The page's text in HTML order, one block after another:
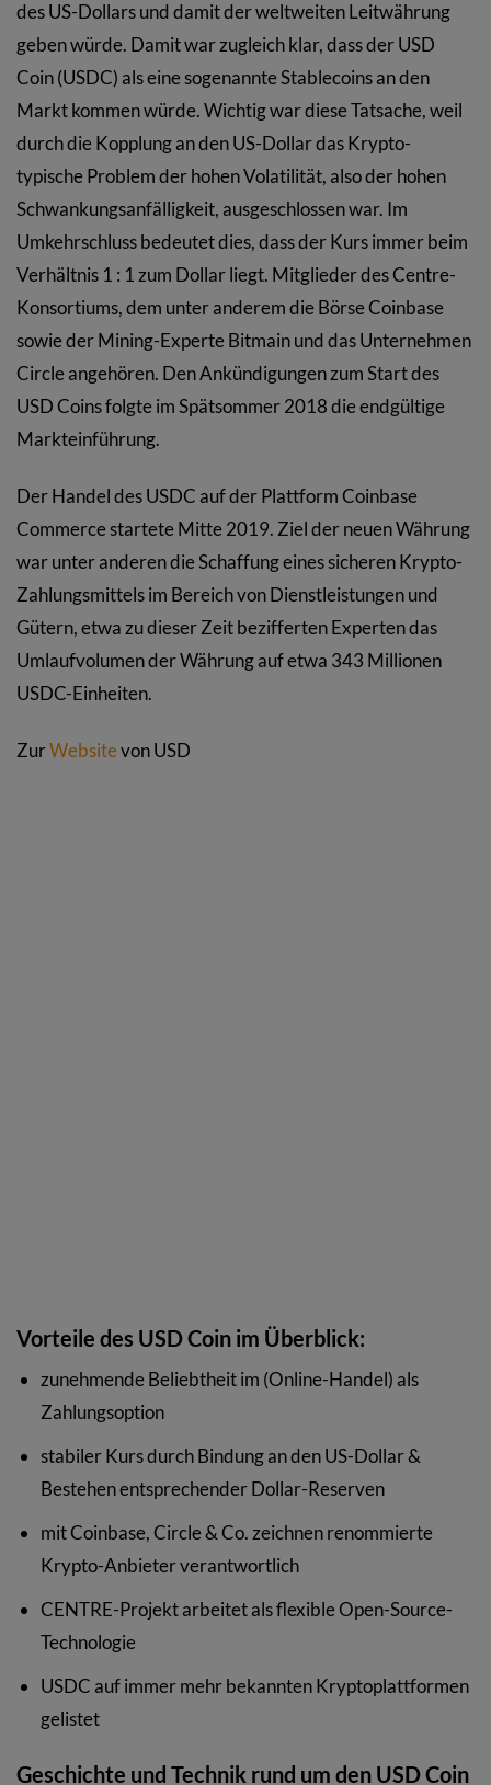
des US-Dollars und damit der weltweiten Leitwährung
geben würde. Damit war zugleich klar, dass der USD
Coin (USDC) als eine sogenannte Stablecoins an den
Markt kommen würde. Wichtig war diese Tatsache, weil
durch die Kopplung an den US-Dollar das Krypto-
typische Problem der hohen Volatilität, also der hohen
Schwankungsanfälligkeit, ausgeschlossen war. Im
Umkehrschluss bedeutet dies, dass der Kurs immer beim
Verhältnis 1 : 1 zum Dollar liegt. Mitglieder des Centre-
Konsortiums, dem unter anderem die Börse Coinbase
sowie der Mining-Experte Bitmain und das Unternehmen
Circle angehören. Den Ankündigungen zum Start des
USD Coins folgte im Spätsommer 2018 die endgültige
Markteinführung.
Der Handel des USDC auf der Plattform Coinbase
Commerce startete Mitte 2019. Ziel der neuen Währung
war unter anderen die Schaffung eines sicheren Krypto-
Zahlungsmittels im Bereich von Dienstleistungen und
Gütern, etwa zu dieser Zeit bezifferten Experten das
Umlaufvolumen der Währung auf etwa 343 Millionen
USDC-Einheiten.
ZurWebsitevon USD
Vorteile des USD Coin im Überblick:
zunehmende Beliebtheit im (Online-Handel) als
Zahlungsoption
stabiler Kurs durch Bindung an den US-Dollar &
Bestehen entsprechender Dollar-Reserven
mit Coinbase, Circle & Co. zeichnen renommierte
Krypto-Anbieter verantwortlich
CENTRE-Projekt arbeitet als flexible Open-Source-
Technologie
USDC auf immer mehr bekannten Kryptoplattformen
gelistet
Geschichte und Technik rund um den USD Coin